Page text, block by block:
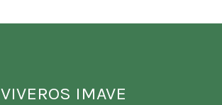
VIVEROS IMAVE